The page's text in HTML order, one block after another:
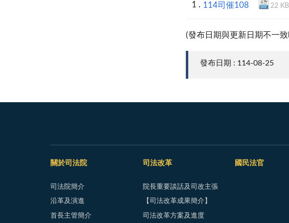
114司催108 22 KB
(發布日期與更新日期不一
發布日期 : 114-08-25
關於司法院
司法院簡介
沿革及演進
首長主管簡介
司法改革
院長重要談話及司改主張
【司法改革成果簡介】
司法改革方案及進度
國民法官